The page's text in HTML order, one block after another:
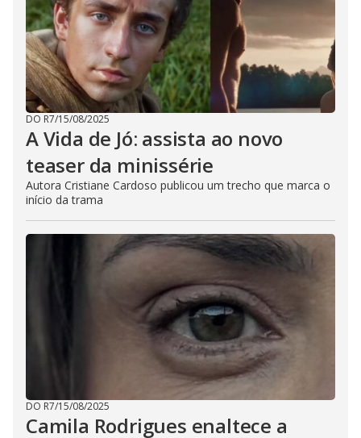
DO R7/15/08/2025
A Vida de Jó: assista ao novo
teaser da minissérie
Autora Cristiane Cardoso publicou um trecho que marca o
início da trama
DO R7/15/08/2025
Camila Rodrigues enaltece a